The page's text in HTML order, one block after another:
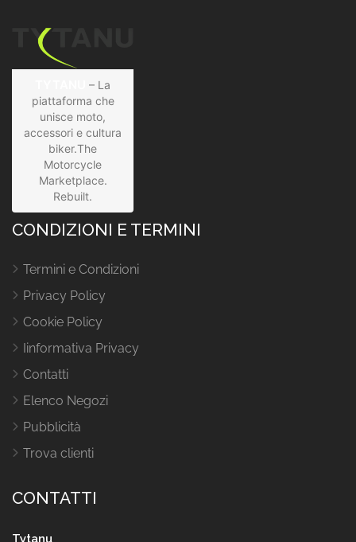
– La
piattaforma che
unisce moto,
accessori e cultura
biker.The
Motorcycle
Marketplace.
Rebuilt.
CONDIZIONI E TERMINI
Termini e Condizioni
Privacy Policy
Cookie Policy
Iinformativa Privacy
Contatti
Elenco Negozi
Pubblicità
Trova clienti
CONTATTI
Tytanu